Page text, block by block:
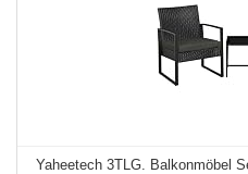
Yaheetech 3TLG. Balkonmöbel